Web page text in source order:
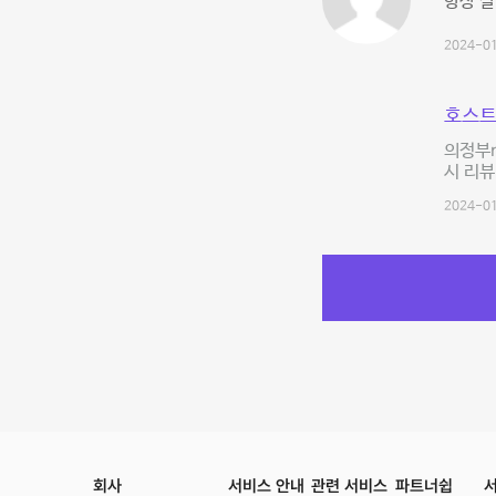
2024-
호스
의정부
시 리
2024-
회사 서비스 안내 관련 서비스 파트너쉽